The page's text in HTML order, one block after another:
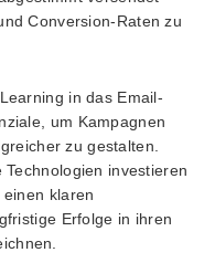
Conversion-Raten zu
in das Email-
um Kampagnen
zu gestalten.
investieren
klaren
Erfolge in ihren